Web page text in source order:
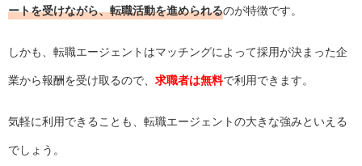
ートを受けながら、転職活動を進められるのが特徴です。
しかも、転職エージェントはマッチングによって採用が決まった企
業から報酬を受け取るので、 求職者は無料で利用できます。
気軽に利用できることも、転職エージェントの大きな強みといえる
でしょう。